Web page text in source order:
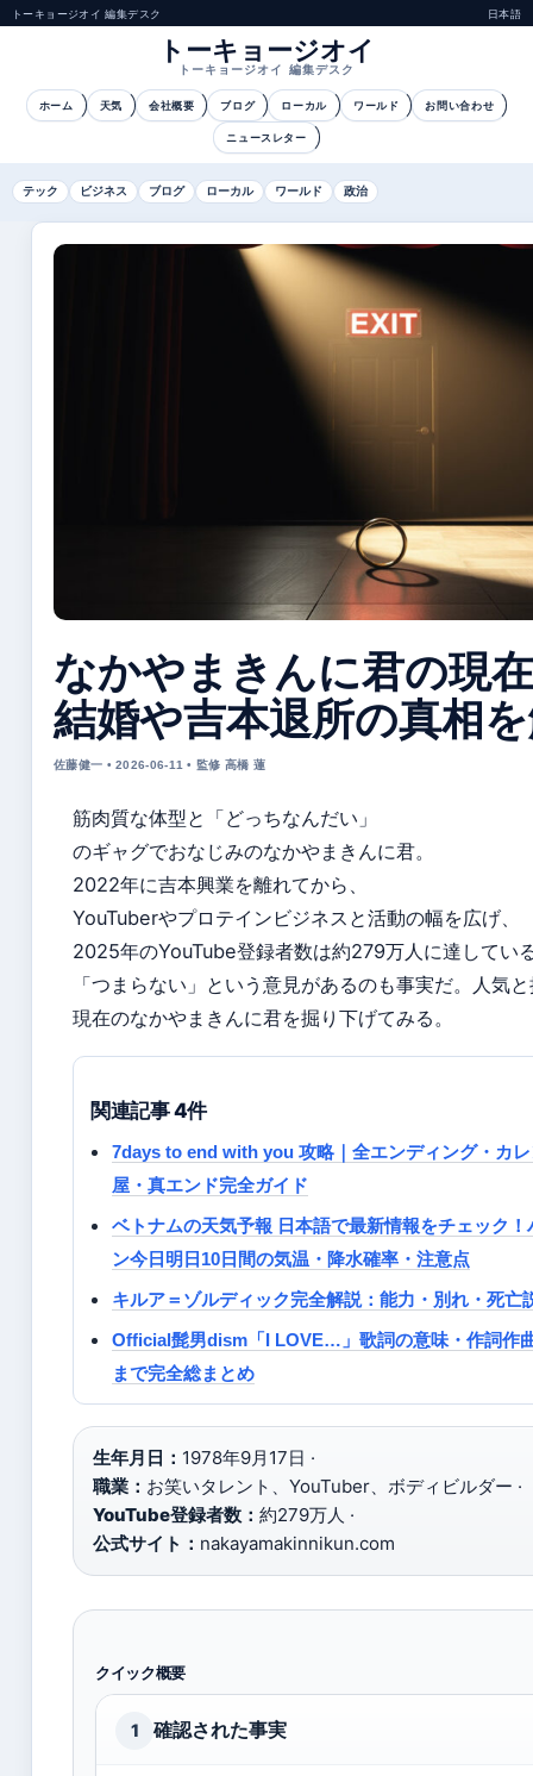
トーキョージオイ 編集デスク 日本語
トーキョージオイ
トーキョージオイ 編集デスク
ホーム 天気 会社概要 ブログ ローカル ワールド お問い合わせ
ニュースレター
テック ビジネス ブログ ローカル ワールド 政治
なかやまきんに君の現
結婚や吉本退所の真相
佐藤健一 • 2026-06-11 • 監修 高橋 蓮
筋肉質な体型と「どっちなんだい」
のギャグでおなじみのなかやまきんに君。
2022年に吉本興業を離れてから、
YouTuberやプロテインビジネスと活動の幅を広げ、
2025年のYouTube登録者数は約279万人に達してい
「つまらない」という意見があるのも事実だ。人気
現在のなかやまきんに君を掘り下げてみる。
関連記事 4件
7days to end with you 攻略｜全エンディング・カ
屋・真エンド完全ガイド
ベトナムの天気予報 日本語で最新情報をチェック
ン今日明日10日間の気温・降水確率・注意点
キルア＝ゾルディック完全解説：能力・別れ・死亡
Official髭男dism「I LOVE…」歌詞の意味・作詞作
まで完全総まとめ
生年月日： 1978年9月17日 ·
職業： お笑いタレント、YouTuber、ボディビルダー ·
YouTube登録者数： 約279万人 ·
公式サイト： nakayamakinnikun.com
クイック概要
1 確認された事実